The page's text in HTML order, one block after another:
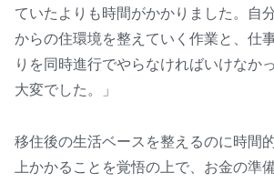
ていたよりも時間がかかりました。自
からの住環境を整えていく作業と、仕
りを同時進行でやらなければいけなか
大変でした。」
移住後の生活ベースを整えるのに時間
上かかることを覚悟の上で、お金の準